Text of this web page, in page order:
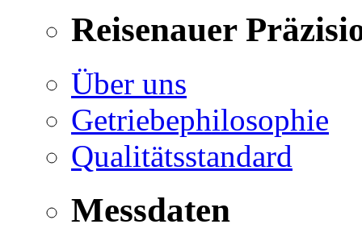
Reisenauer
Über uns
Getriebephilosophie
Qualitätsstandard
Messdaten